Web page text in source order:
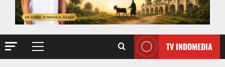
TV INDOMEDIA